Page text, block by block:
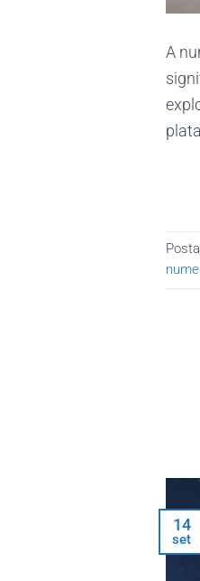
A
14
set